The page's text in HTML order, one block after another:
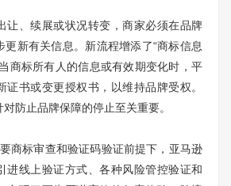
、续展或状况转变，商家必须在品牌
更新有关信息。新流程增添了“商标信息
商标所有人的信息或有效期变化时，平
证书或变更授权书，以维持品牌受权。
防止品牌保障的停止至关重要。
标审查和验证码验证前提下，亚马逊
进线上验证方式、各种风险管控验证和